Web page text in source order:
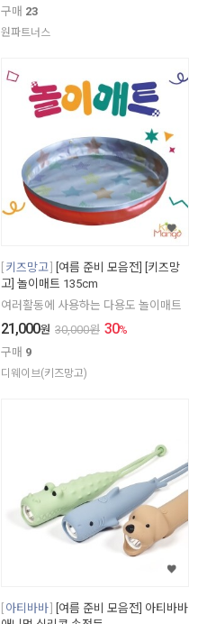
구매 23
원파트너스
키즈망고
[여름 준비 모음전] [키즈망
고] 놀이매트 135cm
여러활동에 사용하는 다용도 놀이매트
21,000원 30,000원 30%
구매 9
디웨이브(키즈망고)
아티바바
[여름 준비 모음전] 아티바바